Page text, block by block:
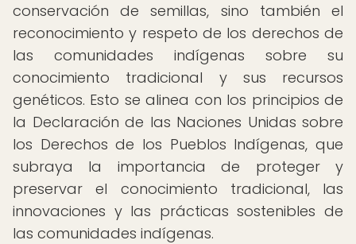
conservación de semillas, sino también el
reconocimiento y respeto de los derechos de
las comunidades indígenas sobre su
conocimiento tradicional y sus recursos
genéticos. Esto se alinea con los principios de
la Declaración de las Naciones Unidas sobre
los Derechos de los Pueblos Indígenas, que
subraya la importancia de proteger y
preservar el conocimiento tradicional, las
innovaciones y las prácticas sostenibles de
las comunidades indígenas.